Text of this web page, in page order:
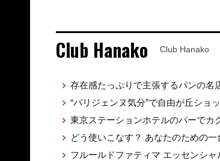
Club Hanako Club Hanako
存在感たっぷりで主張するパンの名
“パリジェンヌ気分”で自由が丘ショ
東京ステーションホテルのバーでカ
どう使いこなす？ あなたのための
フルールドファティマ エッセンシャ